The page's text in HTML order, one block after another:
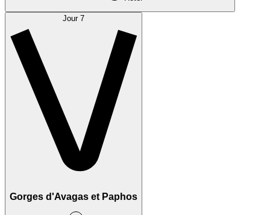
Jour 7
Gorges d'Avagas et Paphos